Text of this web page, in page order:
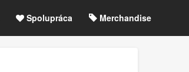
Spolupráca Merchandise